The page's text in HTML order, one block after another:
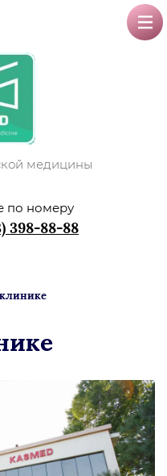
медицины
по номеру
398-88-88